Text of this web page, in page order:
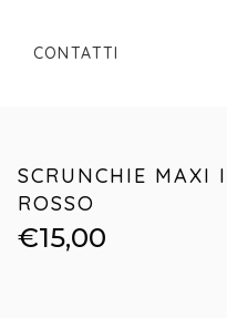
CONTATTI
SCRUNCHIE MAXI
ROSSO
€15,00